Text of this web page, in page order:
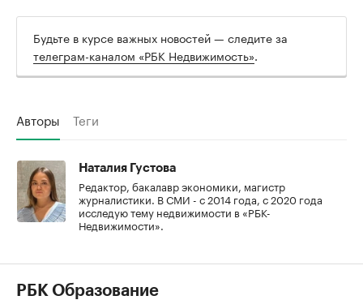
Будьте в курсе важных новостей — следите за
телеграм-каналом «РБК Недвижимость».
Авторы Теги
Наталия Густова
Редактор, бакалавр экономики, магистр
журналистики. В СМИ - с 2014 года, с 2020 года
исследую тему недвижимости в «РБК-
Недвижимости».
РБК Образование